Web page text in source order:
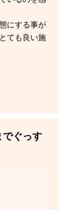
にする事が
ても良い施
でぐっす